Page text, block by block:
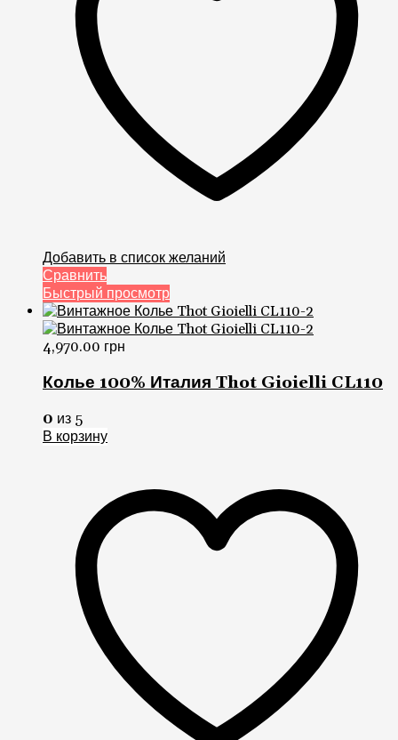
Добавить в список желаний
Сравнить
Быстрый просмотр
4,970.00 грн
Колье 100% Италия Thot Gioielli CL110
0 из 5
В корзину